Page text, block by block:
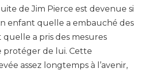
de Jim Pierce est devenue si
enfant quelle a embauché des
a pris des mesures
protéger de lui. Cette
assez longtemps à l’avenir,